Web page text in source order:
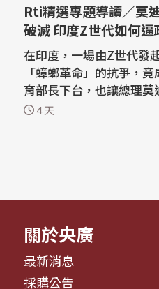
Rti精選專題導讀／莫
破滅 印度Z世代如何逼
頭？
在印度，一場由Z世代發
「蟑螂革命」的抗爭，
育部長下台，也讓總理莫
意讓步。導火線是國家級
4 天
關於央廣
最新消息
採購公告